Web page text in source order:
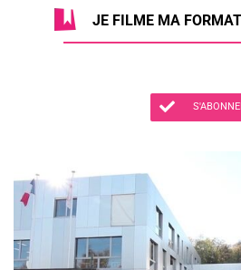
JE FILME MA